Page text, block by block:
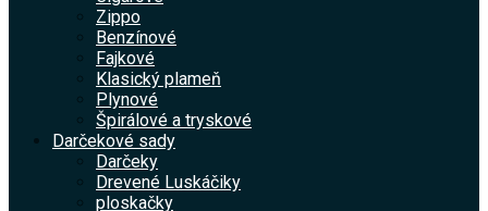
Zippo
Benzínové
Fajkové
Klasický plameň
Plynové
Špirálové a tryskové
Darčekové sady
Darčeky
Drevené Luskáčiky
ploskačky